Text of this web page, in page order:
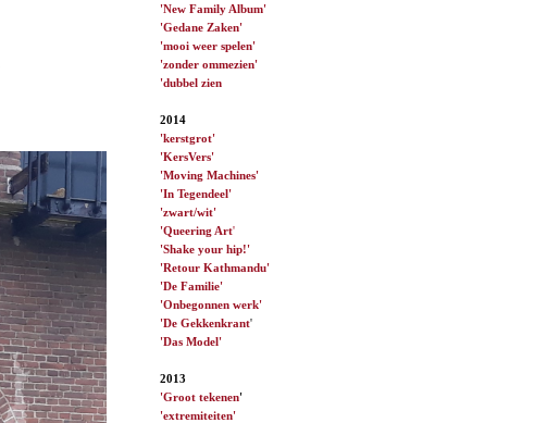
'New Family Album'
'Gedane Zaken'
'mooi weer spelen'
'zonder ommezien'
'dubbel zien
2014
'kerstgrot'
'KersVers'
'Moving Machines'
'In Tegendeel'
'zwart/wit'
'Queering Art'
'Shake your hip!'
'Retour Kathmandu'
'De Familie'
'Onbegonnen werk'
'De Gekkenkrant'
'Das Model'
2013
'Groot tekenen'
'extremiteiten'